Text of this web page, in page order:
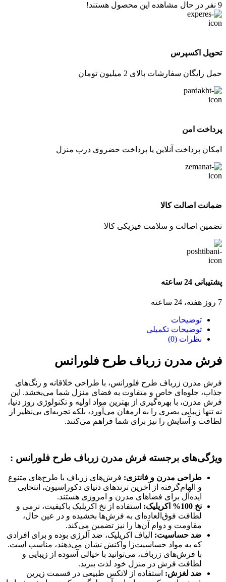
9 نفر در حال مشاهده این محصول هستند!
تحویل اکسپرس
حمل رایگان سفارشات بالای 2 میلیون تومان
پرداخت امن
امکان پرداخت آنلاین یا پرداخت حضروی درب منزل
ضمانت اصالت کالا
تضمین اصالت و سلامت فیزیکی کالا
پشتیبانی 24 ساعته
7 روز هفته، 24 ساعته
توضیحات
توضیحات تکمیلی
نظرات (0)
فرش مدرن زرباف طرح فلورانس
فرش مدرن زرباف طرح فلورانس، با طراحی‌ خلاقانه و رنگ‌های
جذاب، جلوه‌ای خاص و متفاوت به فضای منزل شما می‌بخشد. این
فرش‌ مدرن، با بهره‌گیری از بهترین مواد اولیه و تکنولوژی روز دنیا،
نه تنها زیبایی بصری را به ارمغان می‌آورد، بلکه تجربه‌ای بی‌نظیر از
لطافت و آسایش را نیز برای شما فراهم می‌کنند.
ویژگی‌های برجسته فرش مدرن زرباف طرح فلورانس :
طراحی مدرن و فانتزی: فرش‌های زرباف با طرح‌های متنوع
و الهام‌گرفته از آخرین ترندهای دنیای دکوراسیون، انتخابی
ایده‌آل برای فضاهای مدرن و امروزی هستند.
نخ 100% اکریلیک:
استفاده از نخ اکریلیک باکیفیت، نرمی و
لطافت فوق‌العاده‌ای به فرش‌ها بخشیده و در عین حال،
مقاومت و دوام آن‌ها را نیز تضمین می‌کند.
ضد حساسیت: الیاف اکریلیک، ضد آلرژی بوده و برای افرادی
که به مواد حساسیت‌زا واکنش نشان می‌دهند، مناسب است.
با فرش‌های زرباف، می‌توانید با خیالی آسوده از زیبایی و
لطافت فرش در منزل خود لذت ببرید.
ضد لغزش: استفاده از لاتکس طبیعی در قسمت زیرین